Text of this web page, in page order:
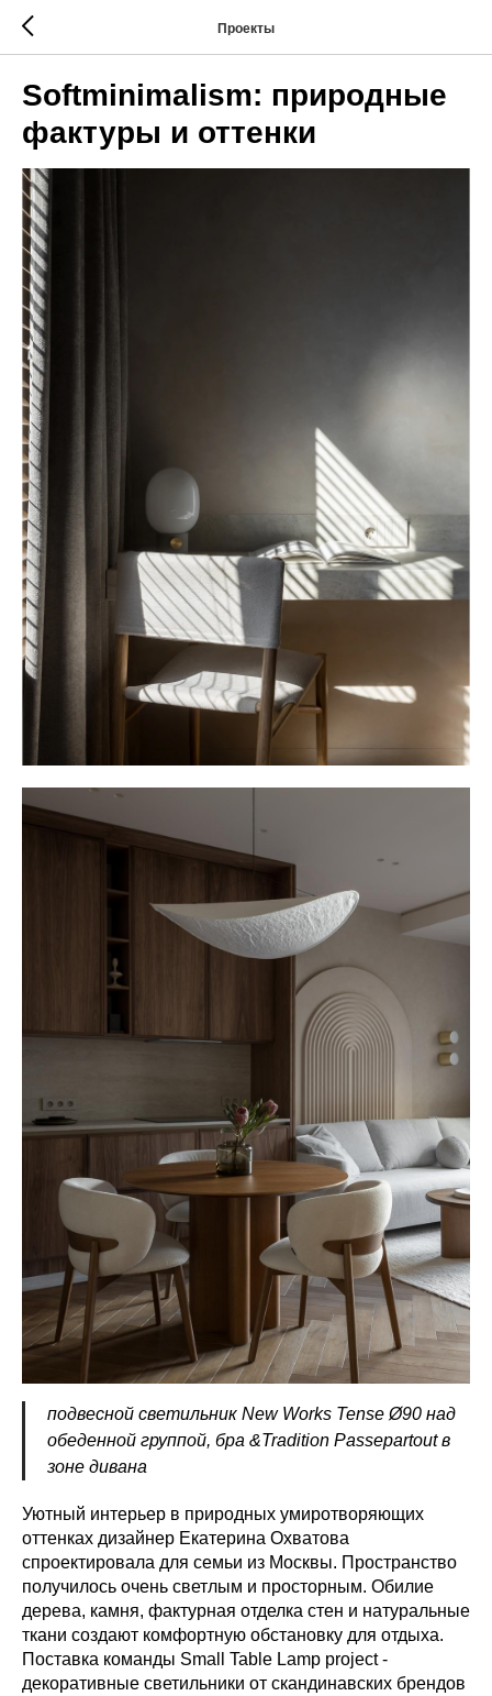
Проекты
Softminimalism: природные
фактуры и оттенки
подвесной cветильник New Works Tense Ø90 над
обеденной группой, бра &Tradition Passepartout в
зоне дивана
Уютный интерьер в природных умиротворяющих
оттенках дизайнер Екатерина Охватова
спроектировала для семьи из Москвы. Пространство
получилось очень светлым и просторным. Обилие
дерева, камня, фактурная отделка стен и натуральные
ткани создают комфортную обстановку для отдыха.
Поставка команды Small Table Lamp project -
декоративные светильники от скандинавских брендов